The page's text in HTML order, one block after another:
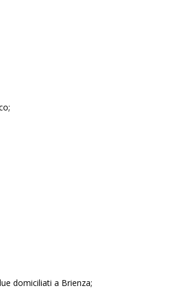
domiciliati a Brienza;